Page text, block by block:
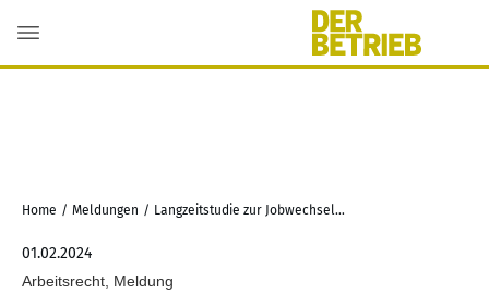
Home / Meldungen / Langzeitstudie zur Jobwechselbereitschaft in Deutschland
01.02.2024
Arbeitsrecht, Meldung